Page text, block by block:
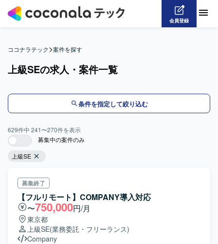
会員登録
ココナラテック>案件を探す
上級SEの求人・案件一覧
条件を指定して絞り込む
629件中 241〜270件を表示
募集中の案件のみ
上級SE
募集終了
【フルリモート】COMPANY導入対応
〜750,000円/月
東京都
上級SE(業務委託・フリーランス)
Company